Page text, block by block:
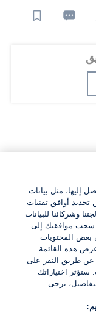
إليها، مثل بيانات
تحديد أوافق تقنيات
وشركائنا للبيانات
سحب موافقتك إلى
بعض المحتويات
عرض هذه القائمة
عن طريق النقر على
اختياراتك
يرجى